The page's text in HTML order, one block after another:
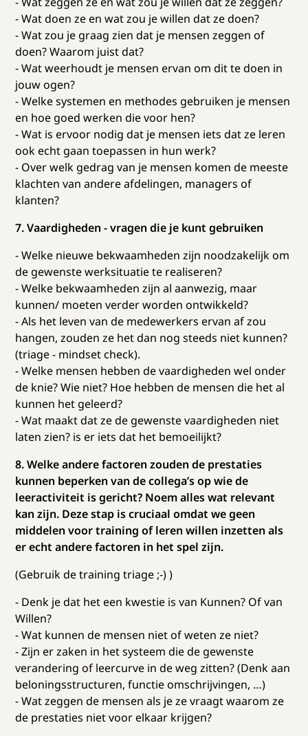
- Wat doen ze en wat zou je willen dat ze doen?
- Wat zou je graag zien dat je mensen zeggen of
doen? Waarom juist dat?
- Wat weerhoudt je mensen ervan om dit te doen in
jouw ogen?
- Welke systemen en methodes gebruiken je mensen
en hoe goed werken die voor hen?
- Wat is ervoor nodig dat je mensen iets dat ze leren
ook echt gaan toepassen in hun werk?
- Over welk gedrag van je mensen komen de meeste
klachten van andere afdelingen, managers of
klanten?
7. Vaardigheden - vragen die je kunt gebruiken
- Welke nieuwe bekwaamheden zijn noodzakelijk om
de gewenste werksituatie te realiseren?
- Welke bekwaamheden zijn al aanwezig, maar
kunnen/ moeten verder worden ontwikkeld?
- Als het leven van de medewerkers ervan af zou
hangen, zouden ze het dan nog steeds niet kunnen?
(triage - mindset check).
- Welke mensen hebben de vaardigheden wel onder
de knie? Wie niet? Hoe hebben de mensen die het al
kunnen het geleerd?
- Wat maakt dat ze de gewenste vaardigheden niet
laten zien? is er iets dat het bemoeilijkt?
8. Welke andere factoren zouden de prestaties
kunnen beperken van de collega’s op wie de
leeractiviteit is gericht? Noem alles wat relevant
kan zijn. Deze stap is cruciaal omdat we geen
middelen voor training of leren willen inzetten als
er echt andere factoren in het spel zijn.
(Gebruik de training triage ;-) )
- Denk je dat het een kwestie is van Kunnen? Of van
Willen?
- Wat kunnen de mensen niet of weten ze niet?
- Zijn er zaken in het systeem die de gewenste
verandering of leercurve in de weg zitten? (Denk aan
beloningsstructuren, functie omschrijvingen, …)
- Wat zeggen de mensen als je ze vraagt waarom ze
de prestaties niet voor elkaar krijgen?